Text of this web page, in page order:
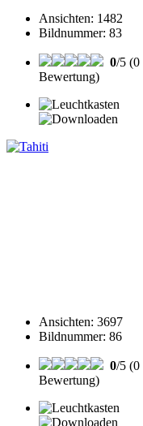
Ansichten: 1482
Bildnummer: 83
0/5 (0
Bewertung)
Ansichten: 3697
Bildnummer: 86
0/5 (0
Bewertung)